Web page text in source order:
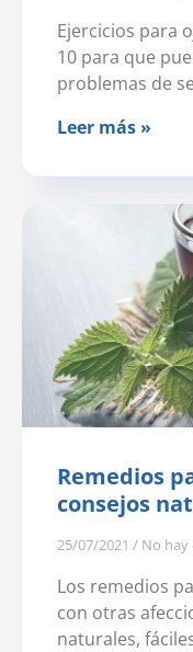
Ejercicios para
10 para que
problemas de
Leer más »
Remedios
consejos
25/07/2021 No
Los remedios
con otras
naturales,